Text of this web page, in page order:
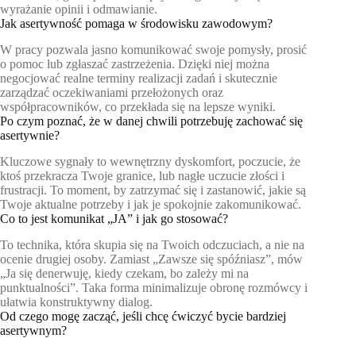
wyrażanie opinii i odmawianie.
Jak asertywność pomaga w środowisku zawodowym?
W pracy pozwala jasno komunikować swoje pomysły, prosić
o pomoc lub zgłaszać zastrzeżenia. Dzięki niej można
negocjować realne terminy realizacji zadań i skutecznie
zarządzać oczekiwaniami przełożonych oraz
współpracowników, co przekłada się na lepsze wyniki.
Po czym poznać, że w danej chwili potrzebuję zachować się
asertywnie?
Kluczowe sygnały to wewnętrzny dyskomfort, poczucie, że
ktoś przekracza Twoje granice, lub nagłe uczucie złości i
frustracji. To moment, by zatrzymać się i zastanowić, jakie są
Twoje aktualne potrzeby i jak je spokojnie zakomunikować.
Co to jest komunikat „JA” i jak go stosować?
To technika, która skupia się na Twoich odczuciach, a nie na
ocenie drugiej osoby. Zamiast „Zawsze się spóźniasz”, mów
„Ja się denerwuję, kiedy czekam, bo zależy mi na
punktualności”. Taka forma minimalizuje obronę rozmówcy i
ułatwia konstruktywny dialog.
Od czego mogę zacząć, jeśli chcę ćwiczyć bycie bardziej
asertywnym?